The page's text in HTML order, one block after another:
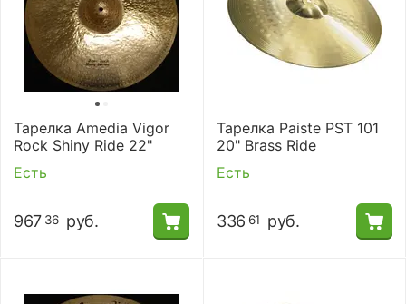
Тарелка Amedia Vigor
Rock Shiny Ride 22"
Есть
967 36 руб.
Тарелка Paiste PST 101
20" Brass Ride
Есть
336 61 руб.